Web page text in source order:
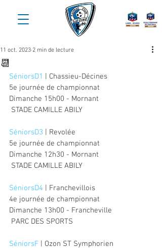
📆
11 oct. 2023 2 min de lecture
SéniorsD1
| Chassieu-Décines
5e journée de championnat
Dimanche 15h00 - Mornant
STADE CAMILLE ABILY
SéniorsD3 | Revolée
5e journée de championnat
Dimanche 12h30 - Mornant
STADE CAMILLE ABILY
SéniorsD4 | Franchevillois
4e journée de championnat
Dimanche 13h00 - Francheville
PARC DES SPORTS
SéniorsF | Ozon ST Symphorien